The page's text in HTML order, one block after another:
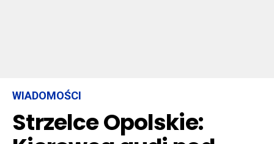
WIADOMOŚCI
Strzelce Opolskie: